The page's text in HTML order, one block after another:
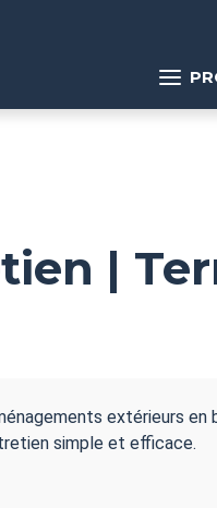
|
extérieurs
simple et efficace.